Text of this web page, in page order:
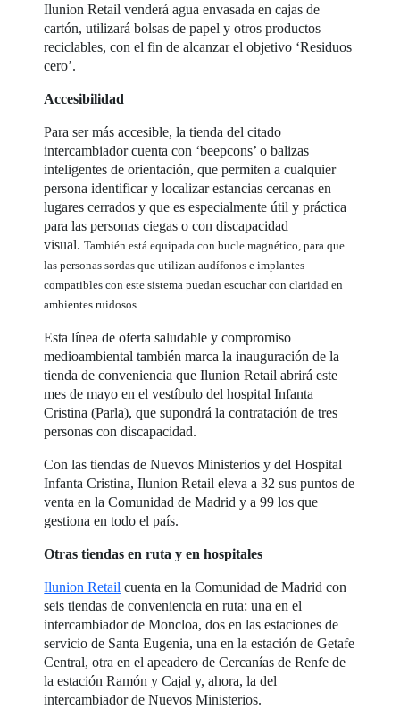
Ilunion Retail venderá agua envasada en cajas de
cartón, utilizará bolsas de papel y otros productos
reciclables, con el fin de alcanzar el objetivo ‘Residuos
cero’.
Accesibilidad
Para ser más accesible, la tienda del citado
intercambiador cuenta con ‘beepcons’ o balizas
inteligentes de orientación, que permiten a cualquier
persona identificar y localizar estancias cercanas en
lugares cerrados y que es especialmente útil y práctica
para las personas ciegas o con discapacidad
visual.También está equipada con bucle magnético, para que
las personas sordas que utilizan audífonos e implantes
compatibles con este sistema puedan escuchar con claridad en
ambientes ruidosos.
Esta línea de oferta saludable y compromiso
medioambiental también marca la inauguración de la
tienda de conveniencia que Ilunion Retail abrirá este
mes de mayo en el vestíbulo del hospital Infanta
Cristina (Parla), que supondrá la contratación de tres
personas con discapacidad.
Con las tiendas de Nuevos Ministerios y del Hospital
Infanta Cristina, Ilunion Retail eleva a 32 sus puntos de
venta en la Comunidad de Madrid y a 99 los que
gestiona en todo el país.
Otras tiendas en ruta y en hospitales
Ilunion Retail cuenta en la Comunidad de Madrid con
seis tiendas de conveniencia en ruta: una en el
intercambiador de Moncloa, dos en las estaciones de
servicio de Santa Eugenia, una en la estación de Getafe
Central, otra en el apeadero de Cercanías de Renfe de
la estación Ramón y Cajal y, ahora, la del
intercambiador de Nuevos Ministerios.